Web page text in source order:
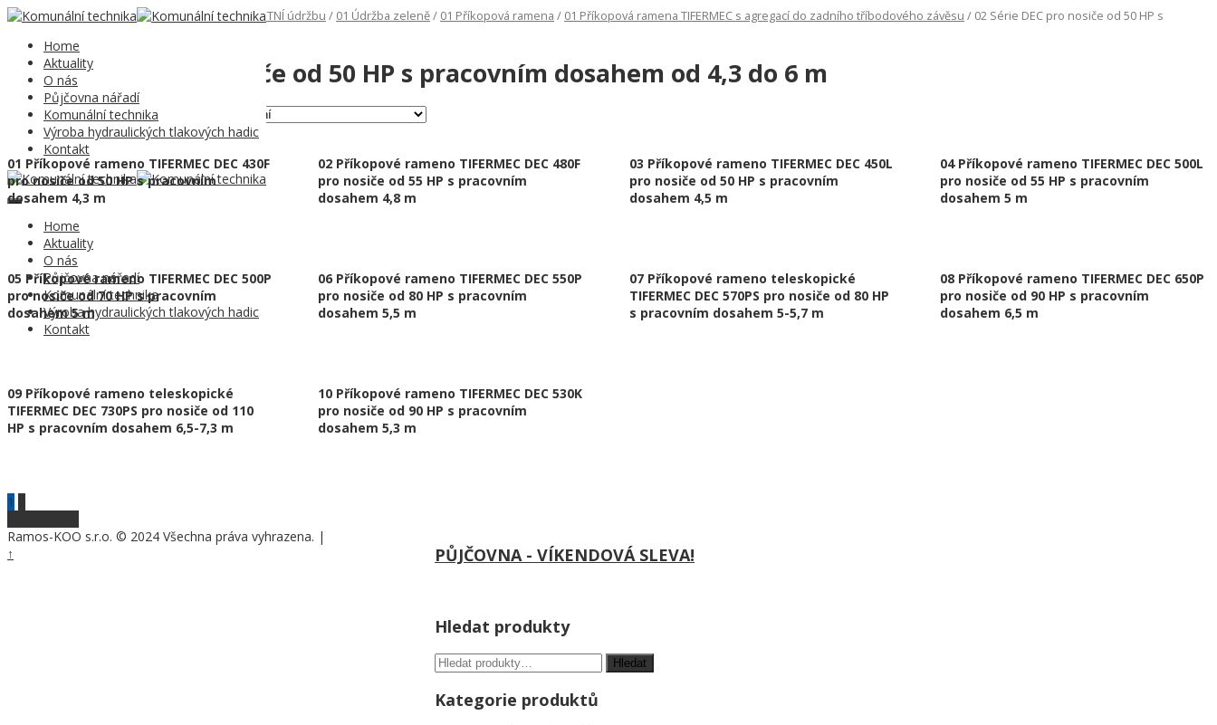
Home
Aktuality
O nás
Půjčovna nářadí
Komunální technika
Výroba hydraulických tlakových hadic
Kontakt
Home
Aktuality
O nás
Půjčovna nářadí
Komunální technika
Výroba hydraulických tlakových hadic
Kontakt
Domů/Komunální technika/05 Technika pro LETNÍ údržbu / 01 Údržba zeleně/ 01 Příkopová ramena / 01 Příkopová ramena TIFERMEC s agregací do zadního tříbodového závěsu / 02 Série DEC pro nosiče od 50 HP s
02 Série DEC pro nosiče od 50 HP s pracovním dosahem od 4,3 do 6 m
Zobrazeno 1–10 z 11 výsledků
01 Příkopové rameno TIFERMEC DEC 430F
pro nosiče od 50 HP s pracovním
dosahem 4,3 m
02 Příkopové rameno TIFERMEC DEC 480F
pro nosiče od 55 HP s pracovním
dosahem 4,8 m
03 Příkopové rameno TIFERMEC DEC 450L
pro nosiče od 50 HP s pracovním
dosahem 4,5 m
04 Příkopové rameno TIFERMEC DEC 500L
pro nosiče od 55 HP s pracovním
dosahem 5 m
05 Příkopové rameno TIFERMEC DEC 500P
pro nosiče od 70 HP s pracovním
dosahem 5 m
06 Příkopové rameno TIFERMEC DEC 550P
pro nosiče od 80 HP s pracovním
dosahem 5,5 m
07 Příkopové rameno teleskopické
TIFERMEC DEC 570PS pro nosiče od 80 HP
s pracovním dosahem 5-5,7 m
08 Příkopové rameno TIFERMEC DEC 650P
pro nosiče od 90 HP s pracovním
dosahem 6,5 m
09 Příkopové rameno teleskopické
TIFERMEC DEC 730PS pro nosiče od 110
HP s pracovním dosahem 6,5-7,3 m
10 Příkopové rameno TIFERMEC DEC 530K
pro nosiče od 90 HP s pracovním
dosahem 5,3 m
1
PŮJČOVNA - VÍKENDOVÁ SLEVA!
Hledat produkty
Kategorie produktů
Ramos-KOO s.r.o. © 2024 Všechna práva vyhrazena. |
↑